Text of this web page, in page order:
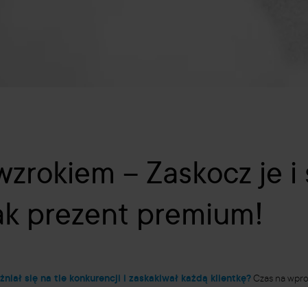
– Zaskocz je
prezent premium!
się na tle konkurencji i zaskakiwał każdą klientkę? Czas na